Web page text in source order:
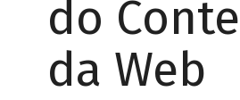
do
da Web